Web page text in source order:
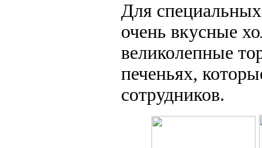
Для
очень вкусные
великолепные
печеньях,
сотрудников.